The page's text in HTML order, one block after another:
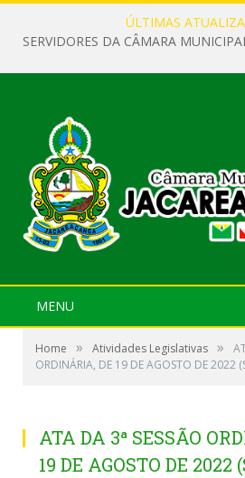
ÚLTIMAS
MENU
Home » Atividades Legislativas »
ORDINÁRIA, DE 19 DE AGOSTO DE 2022
ATA DA 3ª SESSÃO
19 DE AGOSTO DE 2022